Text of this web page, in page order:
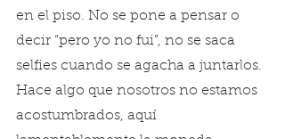
en el piso. No se pone a pensar o
decir “pero yo no fui”, no se saca
selfies cuando se agacha a juntarlos.
Hace algo que nosotros no estamos
acostumbrados, aquí